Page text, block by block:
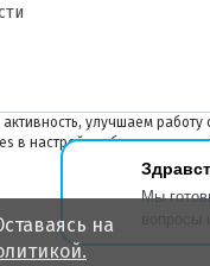
Мы
улучшаем
в настройках браузера в
на